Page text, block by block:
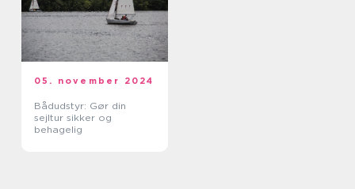
05. november 2024
Bådudstyr: Gør din
sejltur sikker og
behagelig